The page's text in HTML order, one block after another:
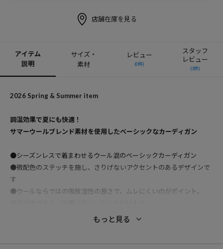
店舗在庫を見る
アイテム
説明
サイズ・
素材
レビュー
(0件)
スタッフ
レビュー
(3件)
2026 Spring & Summer item
調温効果で夏にも快適！
サマーウールブレンド素材を使用したベーシックなカーディガン
●シーズンレスで着まわせるウール混のベーシックカーディガン
●微配色のステッチを施し、さりげないアクセントのあるデザインで
す
●ウールならではの吸放湿性の良さで、ムレにくいのがポイント。
●とろんと落ち感のある素材で、カジュアルすぎないのも嬉しい
もっと見る